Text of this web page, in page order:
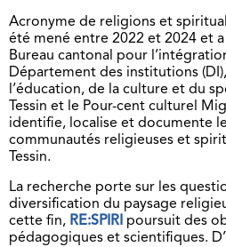
Acronyme de religions et
été mené entre 2022 et 2024 et
Bureau cantonal pour
Département des institutions
l’éducation, de la culture et du
Tessin et le Pour-cent culturel
identifie, localise et documente
communautés religieuses et
Tessin.
La recherche porte sur les
diversification du paysage
cette fin, RE:SPIRI poursuit des
pédagogiques et scientifiques.